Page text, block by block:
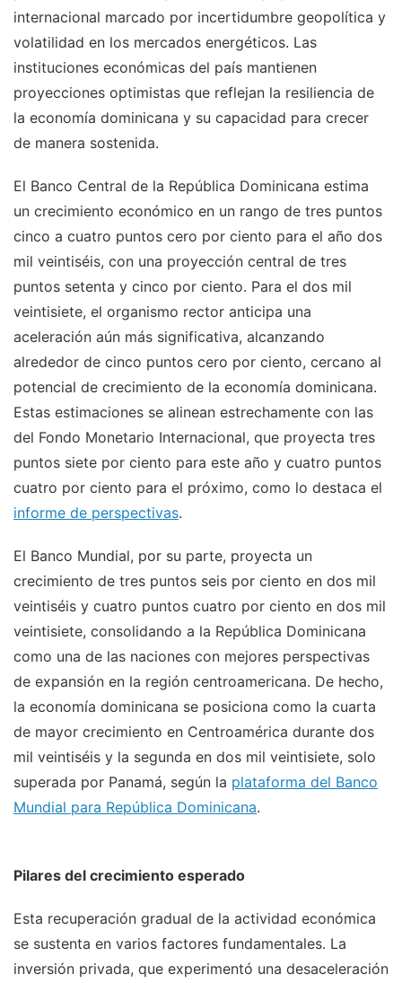
internacional marcado por incertidumbre geopolítica y
volatilidad en los mercados energéticos. Las
instituciones económicas del país mantienen
proyecciones optimistas que reflejan la resiliencia de
la economía dominicana y su capacidad para crecer
de manera sostenida.
El Banco Central de la República Dominicana estima
un crecimiento económico en un rango de tres puntos
cinco a cuatro puntos cero por ciento para el año dos
mil veintiséis, con una proyección central de tres
puntos setenta y cinco por ciento. Para el dos mil
veintisiete, el organismo rector anticipa una
aceleración aún más significativa, alcanzando
alrededor de cinco puntos cero por ciento, cercano al
potencial de crecimiento de la economía dominicana.
Estas estimaciones se alinean estrechamente con las
del Fondo Monetario Internacional, que proyecta tres
puntos siete por ciento para este año y cuatro puntos
cuatro por ciento para el próximo, como lo destaca el
informe de perspectivas.
El Banco Mundial, por su parte, proyecta un
crecimiento de tres puntos seis por ciento en dos mil
veintiséis y cuatro puntos cuatro por ciento en dos mil
veintisiete, consolidando a la República Dominicana
como una de las naciones con mejores perspectivas
de expansión en la región centroamericana. De hecho,
la economía dominicana se posiciona como la cuarta
de mayor crecimiento en Centroamérica durante dos
mil veintiséis y la segunda en dos mil veintisiete, solo
superada por Panamá, según la plataforma del Banco
Mundial para República Dominicana.
Pilares del crecimiento esperado
Esta recuperación gradual de la actividad económica
se sustenta en varios factores fundamentales. La
inversión privada, que experimentó una desaceleración